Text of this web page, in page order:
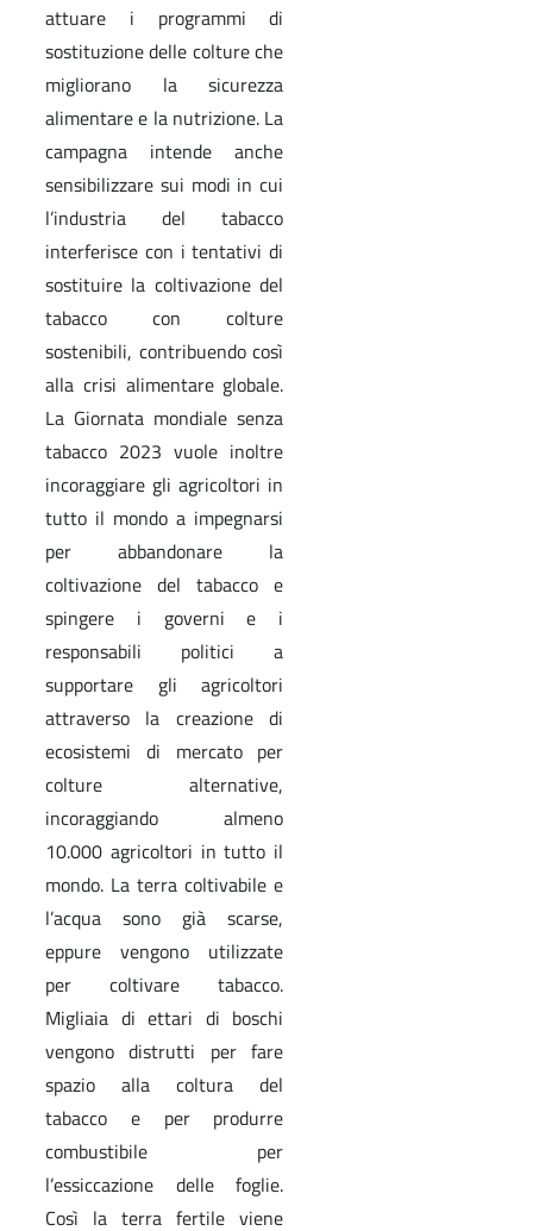
attuare i programmi di
sostituzione delle colture che
migliorano la sicurezza
alimentare e la nutrizione. La
campagna intende anche
sensibilizzare sui modi in cui
l’industria del tabacco
interferisce con i tentativi di
sostituire la coltivazione del
tabacco con colture
sostenibili, contribuendo così
alla crisi alimentare globale.
La Giornata mondiale senza
tabacco 2023 vuole inoltre
incoraggiare gli agricoltori in
tutto il mondo a impegnarsi
per abbandonare la
coltivazione del tabacco e
spingere i governi e i
responsabili politici a
supportare gli agricoltori
attraverso la creazione di
ecosistemi di mercato per
colture alternative,
incoraggiando almeno
10.000 agricoltori in tutto il
mondo. La terra coltivabile e
l’acqua sono già scarse,
eppure vengono utilizzate
per coltivare tabacco.
Migliaia di ettari di boschi
vengono distrutti per fare
spazio alla coltura del
tabacco e per produrre
combustibile per
l’essiccazione delle foglie.
Così la terra fertile viene